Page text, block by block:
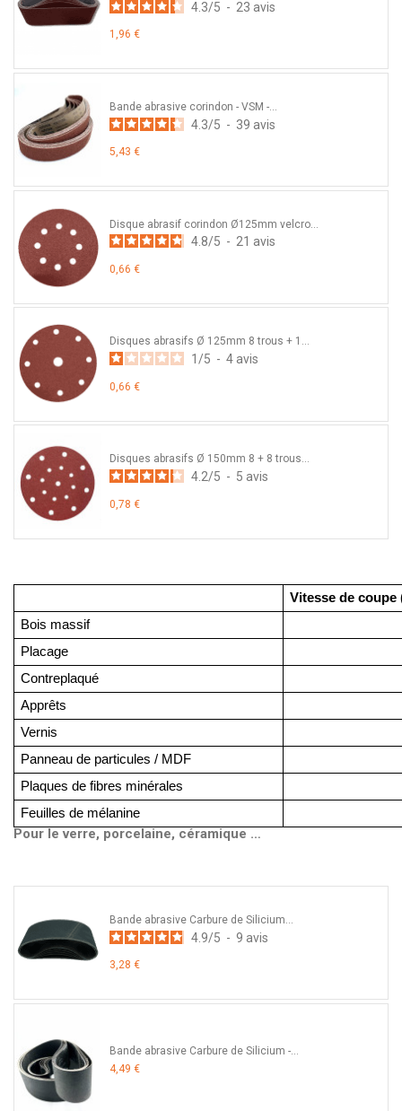
4.3/5 - 23 avis
1,96 €
Bande abrasive corindon - VSM -...
4.3/5 - 39 avis
5,43 €
Disque abrasif corindon Ø125mm velcro...
4.8/5 - 21 avis
0,66 €
Disques abrasifs Ø 125mm 8 trous + 1...
1/5 - 4 avis
0,66 €
Disques abrasifs Ø 150mm 8 + 8 trous...
4.2/5 - 5 avis
0,78 €
Vitesse de coupe
Bois massif
Placage
Contreplaqué
Apprêts
Vernis
Panneau de particules / MDF
Plaques de fibres minérales
Feuilles de mélanine
Pour le verre, porcelaine, céramique …
Bande abrasive Carbure de Silicium...
4.9/5 - 9 avis
3,28 €
Bande abrasive Carbure de Silicium -...
4,49 €